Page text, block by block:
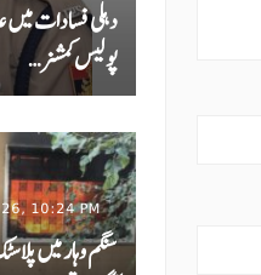
دہلی فسادات
پولیس کمشنر…
10:24 PM
سنگم وہار میں